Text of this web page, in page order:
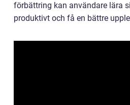
förbättring kan användare lära
produktivt och få en bättre